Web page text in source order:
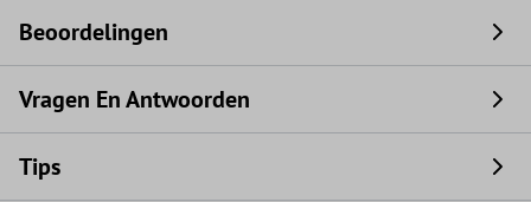
Beoordelingen
Vragen En Antwoorden
Tips